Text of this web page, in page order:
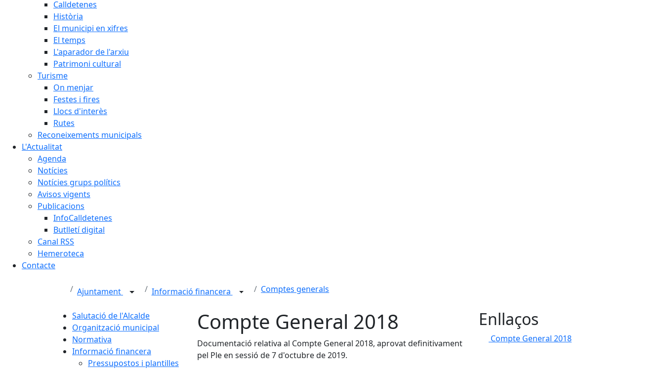
Calldetenes
Història
El municipi en xifres
El temps
L'aparador de l'arxiu
Patrimoni cultural
Turisme
On menjar
Festes i fires
Llocs d'interès
Rutes
Reconeixements municipals
L'Actualitat
Agenda
Notícies
Notícies grups polítics
Avisos vigents
Publicacions
InfoCalldetenes
Butlletí digital
Canal RSS
Hemeroteca
Contacte
Ajuntament Informació financera Comptes generals
Salutació de l'Alcalde
Organització municipal
Normativa
Informació financera
Pressupostos i plantilles
Compte General 2018
Documentació relativa al Compte General 2018, aprovat definitivament
pel Ple en sessió de 7 d'octubre de 2019.
Enllaços
Compte General 2018